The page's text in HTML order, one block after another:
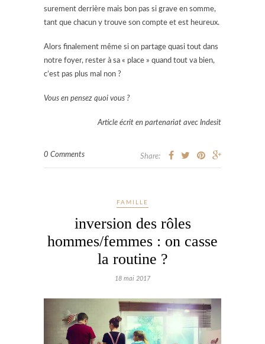
surement derrière mais bon pas si grave en somme,
tant que chacun y trouve son compte et est heureux.
Alors finalement même si on partage quasi tout dans
notre foyer, rester à sa « place » quand tout va bien,
c’est pas plus mal non ?
Vous en pensez quoi vous ?
Article écrit en partenariat avec Indesit
0 Comments Share:
FAMILLE
inversion des rôles
hommes/femmes : on casse
la routine ?
18 mai 2017